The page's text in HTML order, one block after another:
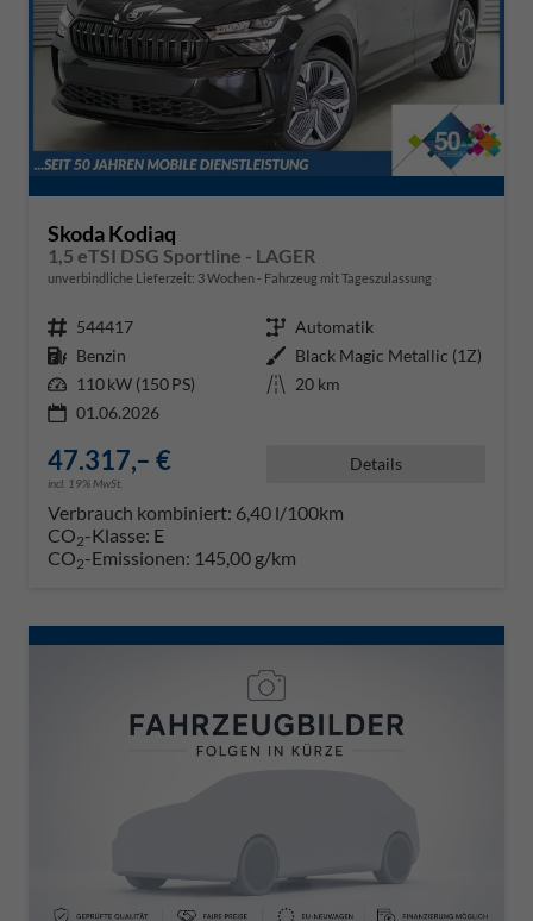
Skoda Kodiaq
1,5 eTSI DSG Sportline - LAGER
unverbindliche Lieferzeit: 3 Wochen Fahrzeug mit Tageszulassung
Fahrzeugnr. 544417 Getriebe Automatik
Kraftstoff Benzin Außenfarbe Black Magic Metallic (1Z)
Leistung 110 kW (150 PS) Kilometerstand 20 km
01.06.2026
47.317,– €
incl. 19% MwSt.
Details
Verbrauch kombiniert: 6,40 l/100km
CO2-Klasse: E
CO2-Emissionen: 145,00 g/km